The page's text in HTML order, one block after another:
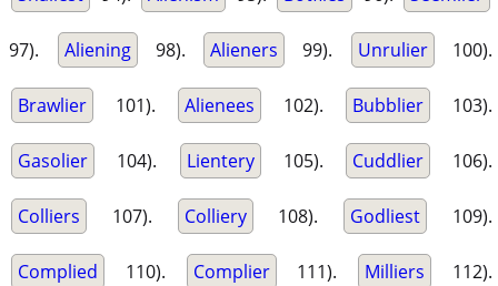
97). Aliening 98). Alieners 99). Unrulier 100).
Brawlier 101). Alienees 102). Bubblier 103).
Gasolier 104). Lientery 105). Cuddlier 106).
Colliers 107). Colliery 108). Godliest 109).
Complied 110). Complier 111). Milliers 112).